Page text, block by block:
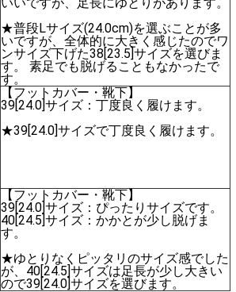
★普段Lサイズ(24.0cm)を選ぶことが多
いですが、全体的に大きく感じたのでワ
ンサイズ下げた38[23.5]サイズを選びま
す。 素足でも脱げることもなかったで
す。
【フットカバー・靴下】
39[24.0]サイズ：丁度良く履けます。
★39[24.0]サイズで丁度良く履けます。
【フットカバー・靴下】
39[24.0]サイズ：ぴったりサイズです。
40[24.5]サイズ：かかとが少し脱げま
す。
★ゆとりなくピッタリのサイズ感でした
が、40[24.5]サイズは足長が少し大きい
ので39[24.0]サイズを選びます。